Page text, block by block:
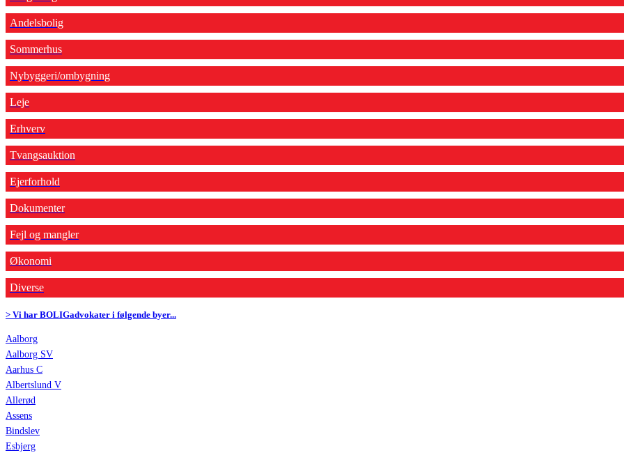
Andelsbolig
Sommerhus
Nybyggeri/ombygning
Leje
Erhverv
Tvangsauktion
Ejerforhold
Dokumenter
Fejl og mangler
Økonomi
Diverse
> Vi har BOLIGadvokater i følgende byer...
Aalborg
Aalborg SV
Aarhus C
Albertslund V
Allerød
Assens
Bindslev
Esbjerg